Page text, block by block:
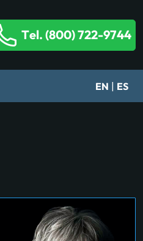
Tel. (800) 722-9744
EN | ES